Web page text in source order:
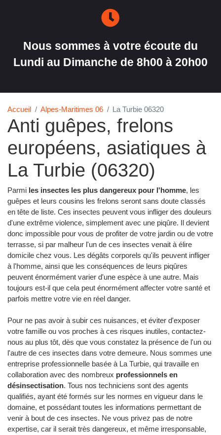
Nous sommes à votre écoute du
Lundi au Dimanche de 8h00 à 20h00
Accueil Alpes-Maritimes 06 La Turbie 06320
Anti guêpes, frelons
européens, asiatiques à
La Turbie (06320)
Parmi les insectes les plus dangereux pour l'homme, les
guêpes et leurs cousins les frelons seront sans doute classés
en tête de liste. Ces insectes peuvent vous infliger des douleurs
d'une extrême violence, simplement avec une piqûre. Il devient
donc impossible pour vous de profiter de votre jardin ou de votre
terrasse, si par malheur l'un de ces insectes venait à élire
domicile chez vous. Les dégâts corporels qu'ils peuvent infliger
à l'homme, ainsi que les conséquences de leurs piqûres
peuvent énormément varier d'une espèce à une autre. Mais
toujours est-il que cela peut énormément affecter votre santé et
parfois mettre votre vie en réel danger.
Pour ne pas avoir à subir ces nuisances, et éviter d'exposer
votre famille ou vos proches à ces risques inutiles, contactez-
nous au plus tôt, dès que vous constatez la présence de l'un ou
l'autre de ces insectes dans votre demeure. Nous sommes une
entreprise professionnelle basée à La Turbie, qui travaille en
collaboration avec des nombreux professionnels en
désinsectisation. Tous nos techniciens sont des agents
qualifiés, ayant été formés sur les normes en vigueur dans le
domaine, et possédant toutes les informations permettant de
venir à bout de ces insectes. Ne vous privez pas de notre
expertise, car il serait très dangereux, et même irresponsable,